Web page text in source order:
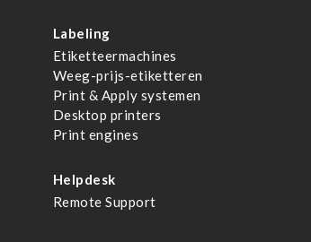
Labeling
Etiketteermachines
Weeg-prijs-etiketteren
Print & Apply systemen
Desktop printers
Print engines
Helpdesk
Remote Support